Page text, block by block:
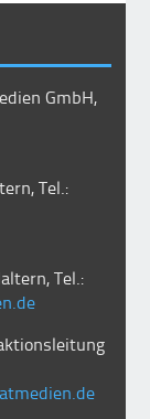
GmbH,
Tel.:
Tel.: